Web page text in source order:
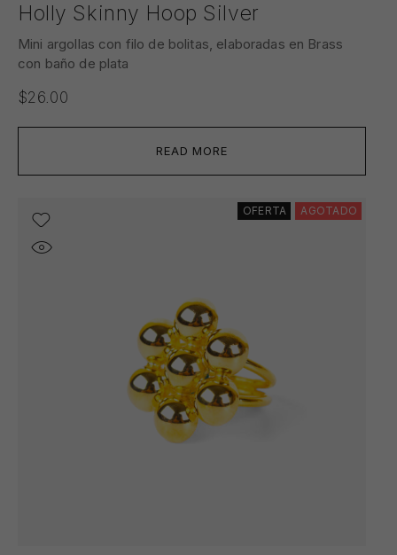
READ MORE
Holly Skinny Hoop Silver
Mini argollas con filo de bolitas, elaboradas en Brass
con baño de plata
$26.00
OFERTA AGOTADO